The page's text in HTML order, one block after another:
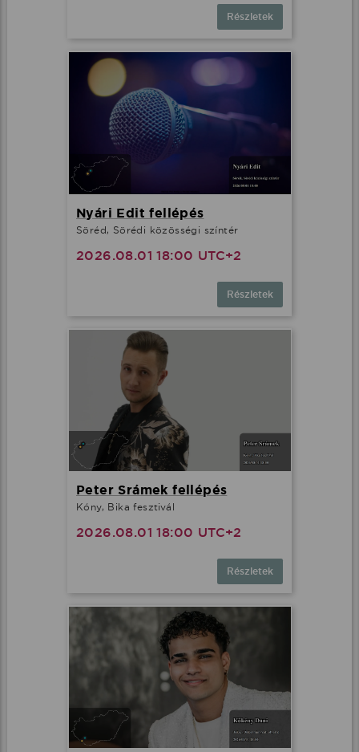
Részletek
Nyári Edit fellépés
Söréd, Sörédi közösségi színtér
2026.08.01 18:00 UTC+2
Részletek
Peter Srámek fellépés
Kóny, Bika fesztivál
2026.08.01 18:00 UTC+2
Részletek